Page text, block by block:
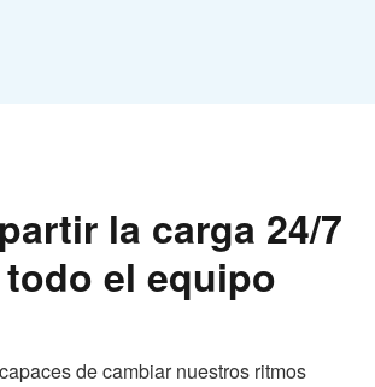
la carga 24/7
el equipo
de cambiar nuestros ritmos